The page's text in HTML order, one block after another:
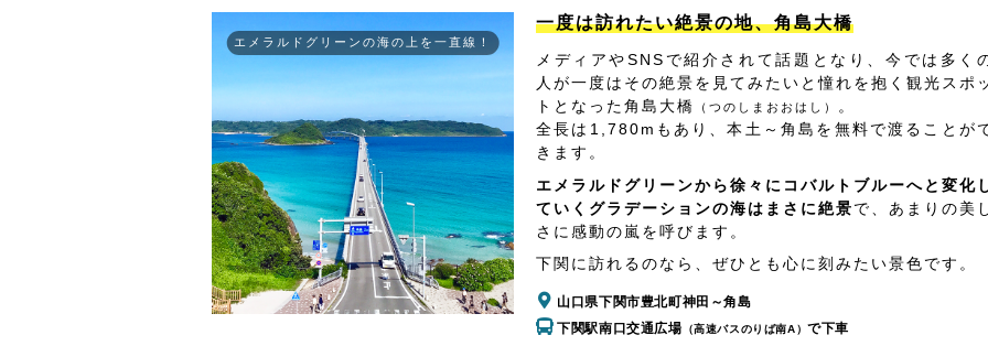
エメラルドグリーンの海の上を一直線！
一度は訪れたい絶景の地、角島大橋
メディアやSNSで紹介されて話題となり、今では多く
人が一度はその絶景を見てみたいと憧れを抱く観光スポ
トとなった角島大橋
（つのしまおおはし） 。
全長は1,780mもあり、本土～角島を無料で渡ることが
きます。
エメラルドグリーンから徐々にコバルトブルーへと変化
ていくグラデーションの海はまさに絶景で、あまりの美
さに感動の嵐を呼びます。
下関に訪れるのなら、ぜひとも心に刻みたい景色です。
山口県下関市豊北町神田～角島
下関駅南口交通広場 （高速バスのりば南A）で下車